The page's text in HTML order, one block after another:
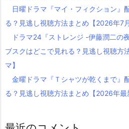
日曜ドラマ『マイ・フィクション』
る？見逃し視聴方法まとめ【2026年7
ドラマ24『ストレンジ -伊藤潤二の
ブスクはどこで見れる？見逃し視聴方
マ】
金曜ドラマ『Ｔシャツが乾くまで』
る？見逃し視聴方法まとめ【2026年最